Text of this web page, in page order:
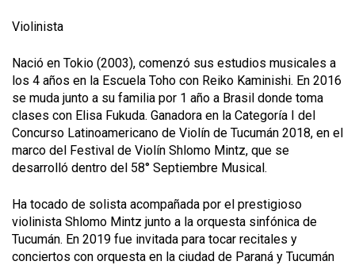
Violinista
Nació en Tokio (2003), comenzó sus estudios musicales a
los 4 años en la Escuela Toho con Reiko Kaminishi. En 2016
se muda junto a su familia por 1 año a Brasil donde toma
clases con Elisa Fukuda. Ganadora en la Categoría I del
Concurso Latinoamericano de Violín de Tucumán 2018, en el
marco del Festival de Violín Shlomo Mintz, que se
desarrolló dentro del 58° Septiembre Musical.
Ha tocado de solista acompañada por el prestigioso
violinista Shlomo Mintz junto a la orquesta sinfónica de
Tucumán. En 2019 fue invitada para tocar recitales y
conciertos con orquesta en la ciudad de Paraná y Tucumán